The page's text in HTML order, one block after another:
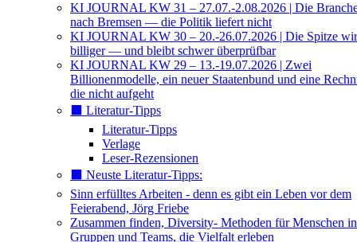
KI JOURNAL KW 31 – 27.07.-2.08.2026 | Die
nach Bremsen — die Politik liefert nicht
KI JOURNAL KW 30 – 20.-26.07.2026 | Die Spitze
billiger — und bleibt schwer überprüfbar
KI JOURNAL KW 29 – 13.-19.07.2026 | Zwei
Billionenmodelle, ein neuer Staatenbund und eine
die nicht aufgeht
⬛️ Literatur-Tipps
Literatur-Tipps
Verlage
Leser-Rezensionen
⬛️ Neuste Literatur-Tipps:
Sinn erfülltes Arbeiten - denn es gibt ein Leben vor dem
Feierabend, Jörg Friebe
Zusammen finden, Diversity- Methoden für Menschen in
Gruppen und Teams, die Vielfalt erleben